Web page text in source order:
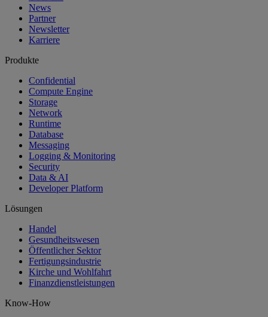
News
Partner
Newsletter
Karriere
Produkte
Confidential
Compute Engine
Storage
Network
Runtime
Database
Messaging
Logging & Monitoring
Security
Data & AI
Developer Platform
Lösungen
Handel
Gesundheitswesen
Öffentlicher Sektor
Fertigungsindustrie
Kirche und Wohlfahrt
Finanzdienstleistungen
Know-How